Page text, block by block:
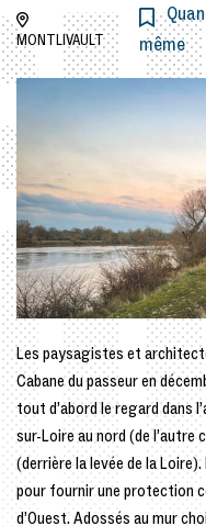
MONTLIVAULT
même
Les paysagistes et
Cabane du passeur en
tout d’abord le regard dans
sur-Loire au nord (de
(derrière la levée de la
pour fournir une protection
d’Ouest. Adossés au mur